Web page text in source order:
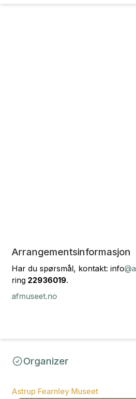
Arrangementsinformasjon
Har du spørsmål, kontakt: info
ring 22936019.
afmuseet.no
Organizer
Astrup Fearnley Museet